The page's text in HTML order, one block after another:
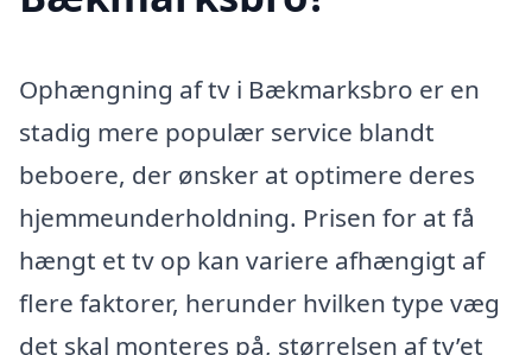
Ophængning af tv i Bækmarksbro er en
stadig mere populær service blandt
beboere, der ønsker at optimere deres
hjemmeunderholdning. Prisen for at få
hængt et tv op kan variere afhængigt af
flere faktorer, herunder hvilken type væg
det skal monteres på, størrelsen af tv’et